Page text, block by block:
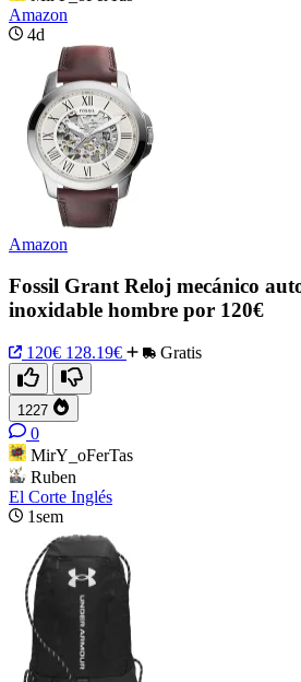
Amazon
4d
Amazon
Fossil Grant Reloj mecánico
inoxidable hombre por 120€
120€ 128.19€ Gratis
1227
0
MirY_oFerTas
Ruben
El Corte Inglés
1sem